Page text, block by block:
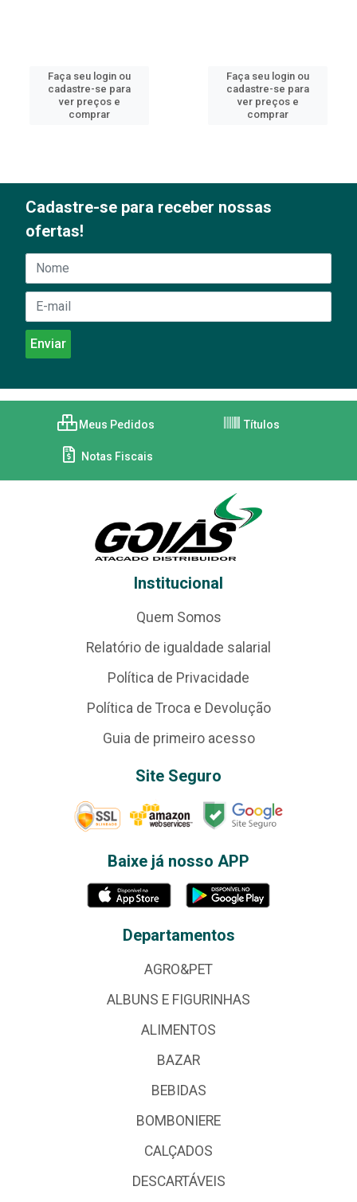
Faça seu login ou
cadastre-se para
ver preços e
comprar
Faça seu login ou
cadastre-se para
ver preços e
comprar
Cadastre-se para receber nossas
ofertas!
Meus Pedidos Títulos
Notas Fiscais
Institucional
Quem Somos
Relatório de igualdade salarial
Política de Privacidade
Política de Troca e Devolução
Guia de primeiro acesso
Site Seguro
Baixe já nosso APP
Departamentos
AGRO&PET
ALBUNS E FIGURINHAS
ALIMENTOS
BAZAR
BEBIDAS
BOMBONIERE
CALÇADOS
DESCARTÁVEIS